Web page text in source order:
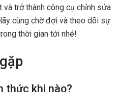
trở thành công cụ chỉnh sửa
cùng chờ đợi và theo dõi sự
thời gian tới nhé!
thức khi nào?